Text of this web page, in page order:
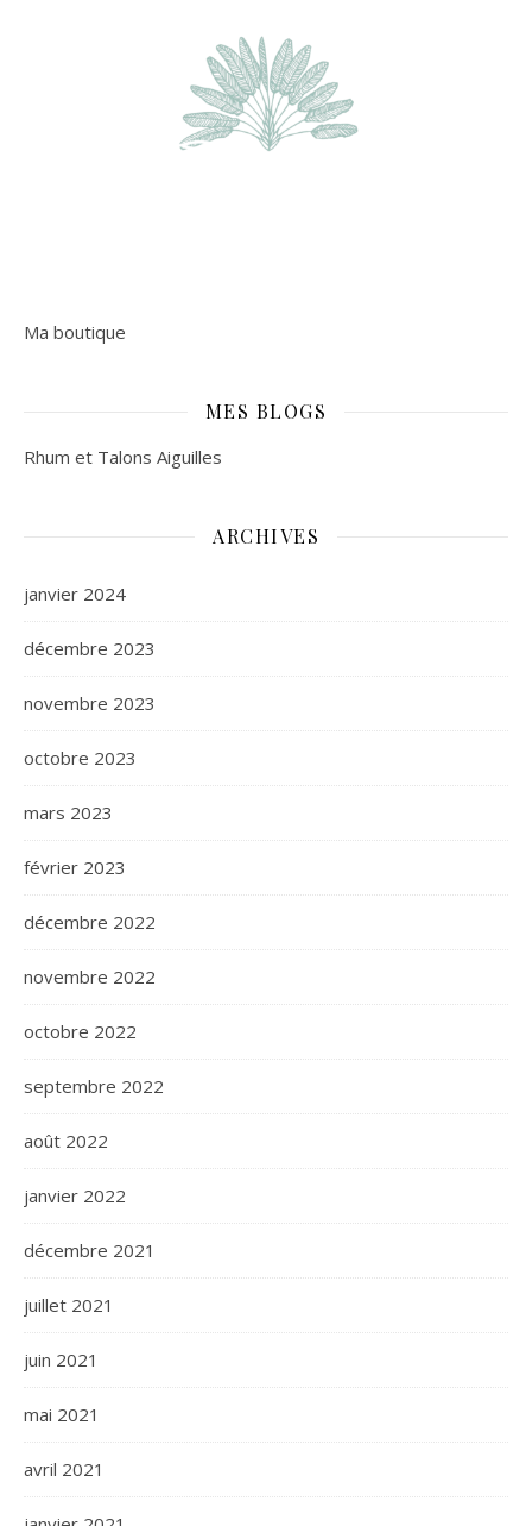
Ma boutique
MES BLOGS
Rhum et Talons Aiguilles
ARCHIVES
janvier 2024
décembre 2023
novembre 2023
octobre 2023
mars 2023
février 2023
décembre 2022
novembre 2022
octobre 2022
septembre 2022
août 2022
janvier 2022
décembre 2021
juillet 2021
juin 2021
mai 2021
avril 2021